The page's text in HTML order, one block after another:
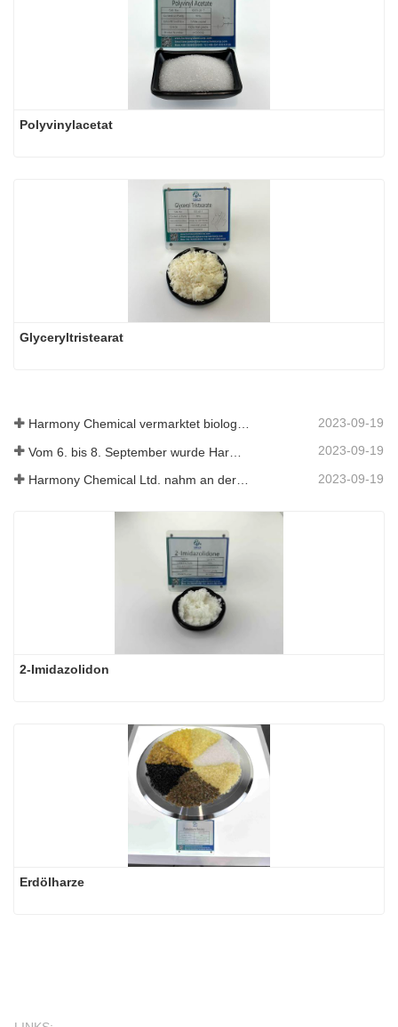
Polyvinylacetat
Glyceryltristearat
Harmony Chemical vermarktet biologisch abbaubares Mulchmaterial und fördert damit eine umweltfreundliche Entwicklung in der Landwirtschaft 2023-09-19
2023-09-19
2023-09-19
2-Imidazolidon
Erdölharze